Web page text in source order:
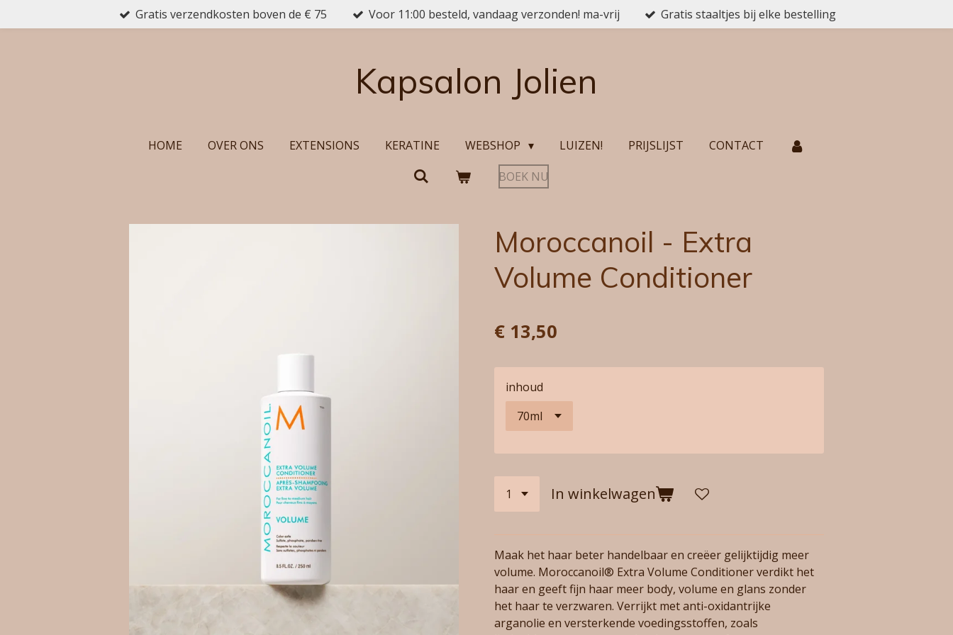
direct
Gratis verzendkosten boven de € 75 Voor 11:00 besteld, vandaag verzonden! ma-vrij Gratis staaltjes bij elke bestelling
Kapsalon Jolien
HOME OVER ONS EXTENSIONS KERATINE WEBSHOP LUIZEN! PRIJSLIJST
CONTACT
BOEK NU
Moroccanoil - Extra
Volume Conditioner
€ 13,50
inhoud
In winkelwagen
Maak het haar beter handelbaar en creëer gelijktijdig meer
volume. Moroccanoil® Extra Volume Conditioner verdikt het
haar en geeft fijn haar meer body, volume en glans zonder
het haar te verzwaren. Verrijkt met anti-oxidantrijke
arganolie en versterkende voedingsstoffen, zoals